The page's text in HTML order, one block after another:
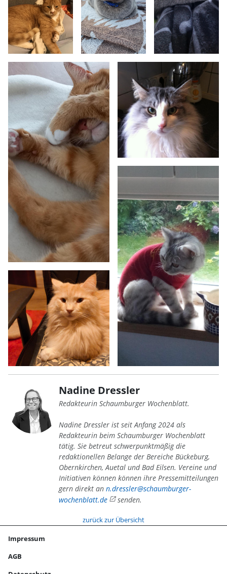
Nadine Dressler
Redakteurin Schaumburger Wochenblatt.
Nadine Dressler ist seit Anfang 2024 als
Redakteurin beim Schaumburger Wochenblatt
tätig. Sie betreut schwerpunktmäßig die
redaktionellen Belange der Bereiche Bückeburg,
Obernkirchen, Auetal und Bad Eilsen. Vereine und
Initiativen können können ihre Pressemitteilungen
gern direkt an n.dressler@schaumburger-
wochenblatt.de
senden.
zurück zur Übersicht
Impressum
AGB